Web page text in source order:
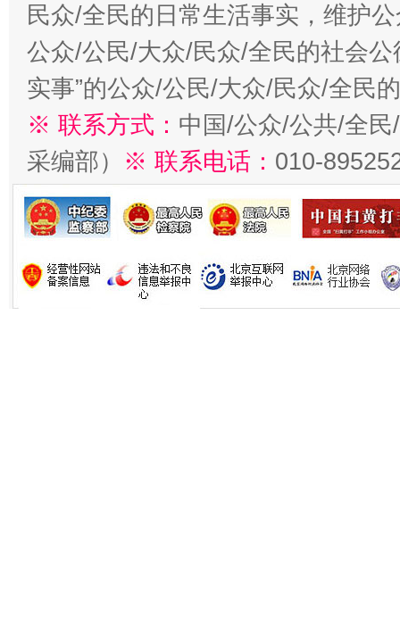
民众/全民的日常生活事实，维护
公众/公民/大众/民众/全民的社会公
实事”的公众/公民/大众/民众/全民
※ 联系方式： 中国/公众/公共/全
采编部） ※ 联系电话： 010-